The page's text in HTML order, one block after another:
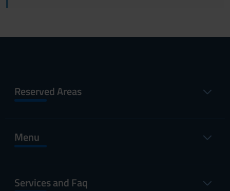
Reserved Areas
Menu
Services and Faq